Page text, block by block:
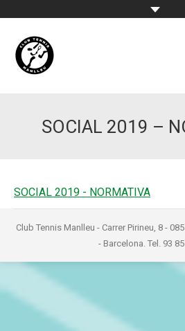
RESERVA
PÀDEL
CONTACTE
SOCIAL 2019 –
SOCIAL 2019 - NORMATIVA
Club Tennis Manlleu - Carrer Pirineu, 8 -
- Barcelona. Tel. 93